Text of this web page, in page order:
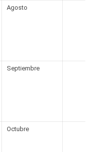
Agosto
Septiembre
Octubre